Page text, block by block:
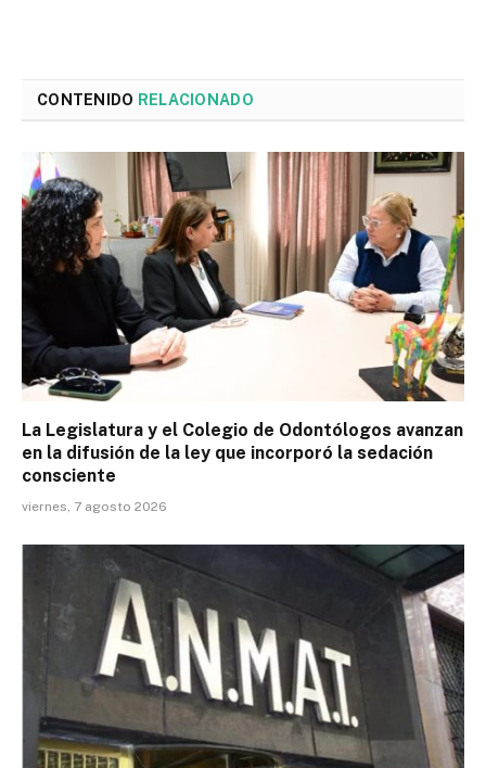
CONTENIDO RELACIONADO
La Legislatura y el Colegio de Odontólogos avanzan
en la difusión de la ley que incorporó la sedación
consciente
viernes, 7 agosto 2026